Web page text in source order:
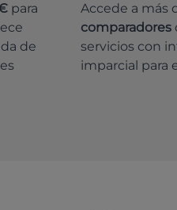
para
de
Accede a más
comparadores
servicios con
imparcial para